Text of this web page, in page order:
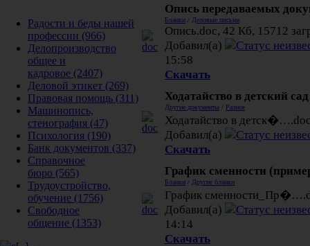
Радости и беды нашей
профессии (966)
Делопроизводство
общее и
кадровое (2407)
Деловой этикет (269)
Правовая помощь (311)
Машинопись,
стенография (47)
Психология (190)
Банк документов (337)
Справочное
бюро (565)
Трудоустройство,
обучение (1756)
Свободное
общение (1353)
Опись передаваемых
Бланки / Деловые письма
Опись.doc, 42 Кб, 15712
Добавил(а)
15:58
Скачать
Ходатайство в детский сад
Другие документы / Разное
Ходатайство в
Добавил(а)
Скачать
График сменности
Бланки / Другие бланки
График
Добавил(а)
14:14
Скачать